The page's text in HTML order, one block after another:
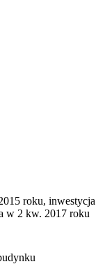
roku, inwestycja
w 2 kw. 2017 roku